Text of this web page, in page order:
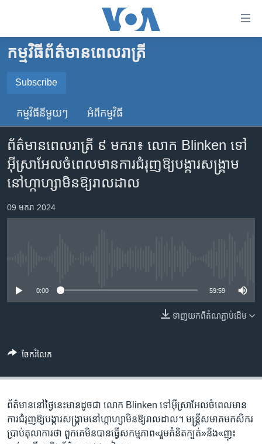
គេហទំព័រ​
ទាក់ទង
រំលង​
ទំព័រ​
ព័ត៌មាន​​
តែ​
ម្តង
និង​
រំលង​
កាន់​
ស្វែង​
កម្ពុជា
អន្តរជាតិ
ចិន
ហេឡូវីអូអេ
កម្ពុជាច្នៃប្រតិដ្ឋ
ព្រឹត្តិការណ៍ព័ត៌មាន
ទូរទស្សន៍ / វីដេអូ​
កម្មវិធី​ព័ត៌មាន​ពេលរាត្រី
Subscribe
SUBSCRIBE
YouTube Music
Spotify
កម្មវិធី​នីមួយៗ អំពី​កម្មវិធី​
ព័ត៌មានពេលរាត្រី ៩ មករា៖ លោក Blinken ទៅ​
អ៊ីស្រាអែល​ចំ​ពេល​មាន​ការជំរុញ​ឱ្យ​បង្ការ​សង្គ្រាម​
នៅ​ហ្កាហ្សា​មិន​ឱ្យ​រាលដាល
09 មករា 2024
0:00 59:59
ទាញ​យក​ពី​តំណភ្ជាប់​ដើម
ចែករំលែក
ព័ត៌មាន​នៅ​ថ្ងៃនេះ​មាន​ដូចជា លោក Blinken ទៅ​អ៊ីស្រាអែល​ចំ​ពេល​មាន​
ការជំរុញ​ឱ្យ​បង្ការ​សង្គ្រាម​នៅ​ហ្កាហ្សា​មិន​ឱ្យ​រាលដាល។ មន្រ្តី​សមាគម​កសិករ​
ប្រាប់​តុលាការ​ថា ពួកគេ​មិន​បាន​ធ្វើ​សកម្មភាព​«រួម​គំនិត​ក្បត់»​និង​«ញុះ​